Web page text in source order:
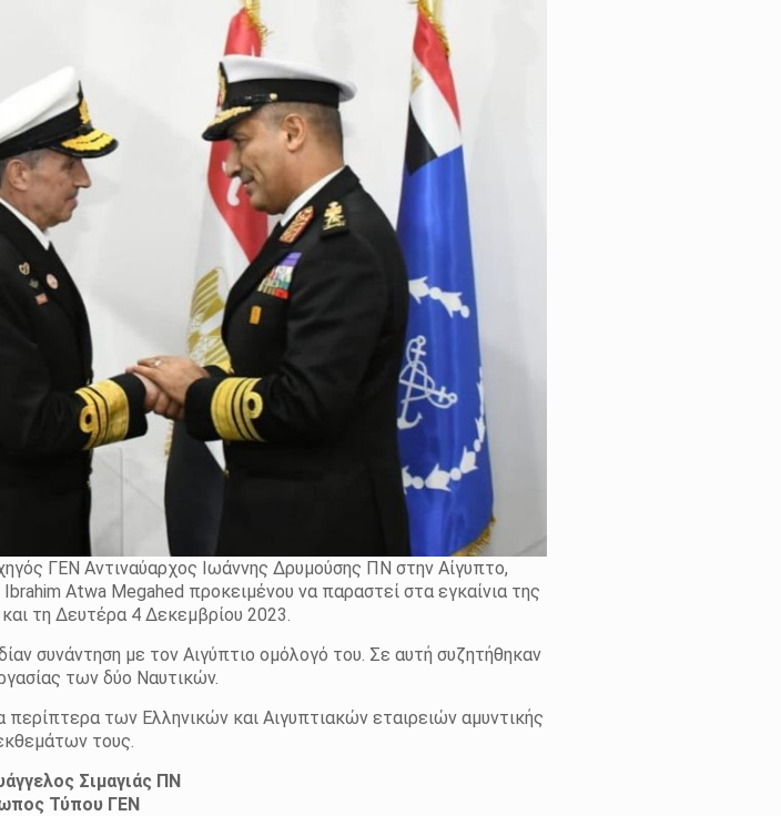
ΓΕΝ Αντιναύαρχος Ιωάννης Δρυμούσης ΠΝ στην Αίγυπτο,
Atwa Megahed προκειμένου να παραστεί στα εγκαίνια της
τη Δευτέρα 4 Δεκεμβρίου 2023.
συνάντηση με τον Αιγύπτιο ομόλογό του. Σε αυτή συζητήθηκαν
των δύο Ναυτικών.
των Ελληνικών και Αιγυπτιακών εταιρειών αμυντικής
τους.
Σιμαγιάς ΠΝ
Τύπου ΓΕΝ